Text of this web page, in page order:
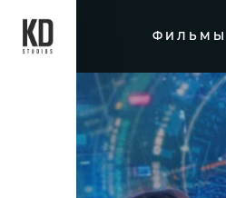
ФИЛЬМЫ